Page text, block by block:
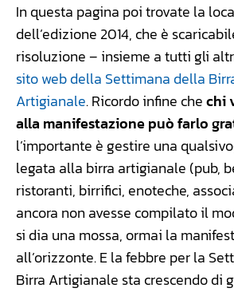
In questa pagina poi trovate la
dell’edizione 2014, che è
risoluzione – insieme a tutti gli
sito web della Settimana della
Artigianale. Ricordo infine chechi
alla manifestazione può farlo
l’importante è gestire una
legata alla birra artigianale (pub,
ristoranti, birrifici, enoteche,
ancora non avesse compilato il
si dia una mossa, ormai la
all’orizzonte. E la febbre per la
Birra Artigianale sta crescendo di